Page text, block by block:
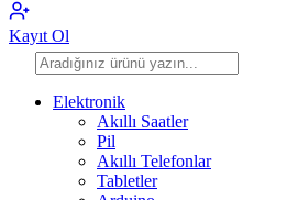
Kayıt Ol
Elektronik
Akıllı Saatler
Pil
Akıllı Telefonlar
Tabletler